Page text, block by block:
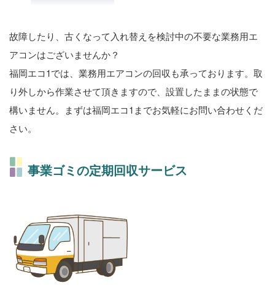
故障したり、古くなって入れ替えを検討中の不要な業務用エ
アコンはございませんか？
福岡エコ1では、業務用エアコンの回収も承っております。取
り外しから作業させて頂きますので、設置したままの状態で
構いません。まずは福岡エコ1までお気軽にお問い合わせくだ
さい。
事業ゴミの定期回収サービス